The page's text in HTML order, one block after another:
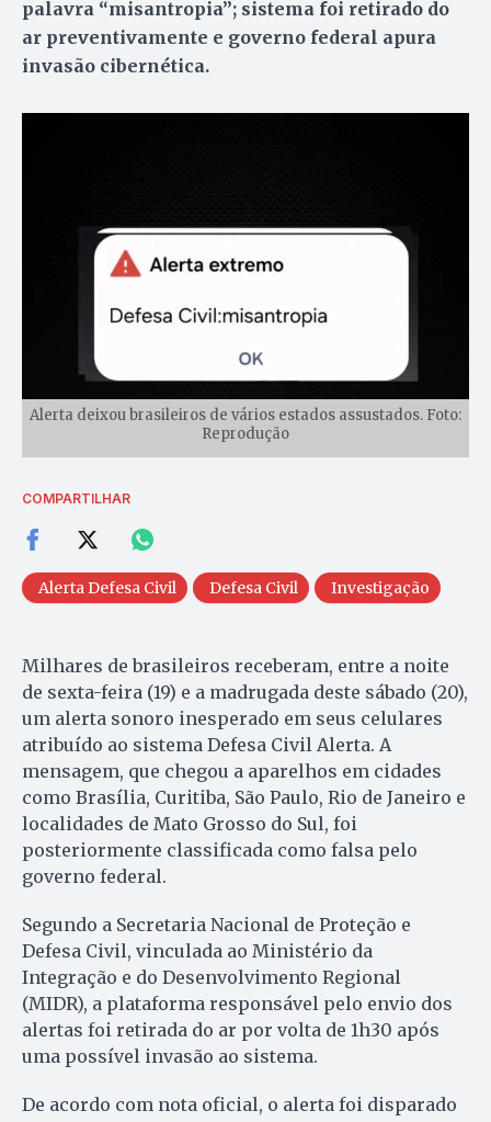
palavra “misantropia”; sistema foi retirado do
ar preventivamente e governo federal apura
invasão cibernética.
Alerta deixou brasileiros de vários estados assustados. Foto:
Reprodução
COMPARTILHAR
Alerta Defesa Civil Defesa Civil Investigação
Milhares de brasileiros receberam, entre a noite
de sexta-feira (19) e a madrugada deste sábado (20),
um alerta sonoro inesperado em seus celulares
atribuído ao sistema Defesa Civil Alerta. A
mensagem, que chegou a aparelhos em cidades
como Brasília, Curitiba, São Paulo, Rio de Janeiro e
localidades de Mato Grosso do Sul, foi
posteriormente classificada como falsa pelo
governo federal.
Segundo a Secretaria Nacional de Proteção e
Defesa Civil, vinculada ao Ministério da
Integração e do Desenvolvimento Regional
(MIDR), a plataforma responsável pelo envio dos
alertas foi retirada do ar por volta de 1h30 após
uma possível invasão ao sistema.
De acordo com nota oficial, o alerta foi disparado